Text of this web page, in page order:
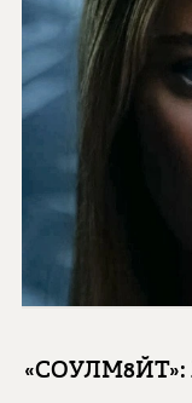
«СОУЛМ8ЙТ»: